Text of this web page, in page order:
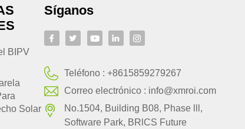
BIPV
Solar
Síganos
Teléfono :+8615859279267
Correo electrónico : info@xmroi.com
No.1504, Building B08, Phase lll,
Software Park, BRlCS Future